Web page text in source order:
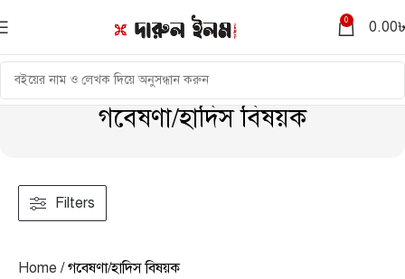
0 0.00
গবেষণা/হাদিস বিষয়ক
Filters
Home গবেষণা/হাদিস বিষয়ক